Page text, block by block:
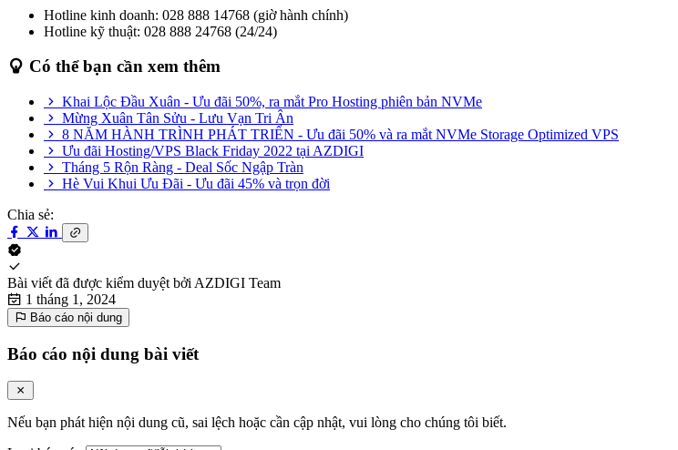
Hotline kinh doanh: 028 888 14768 (giờ hành chính)
Hotline kỹ thuật: 028 888 24768 (24/24)
Có thể bạn cần xem thêm
Khai Lộc Đầu Xuân - Ưu đãi 50%, ra mắt Pro Hosting phiên bản NVMe
Mừng Xuân Tân Sửu - Lưu Vạn Tri Ân
8 NĂM HÀNH TRÌNH PHÁT TRIỂN - Ưu đãi 50% và ra mắt NVMe Storage Optimized VPS
Ưu đãi Hosting/VPS Black Friday 2022 tại AZDIGI
Tháng 5 Rộn Ràng - Deal Sốc Ngập Tràn
Hè Vui Khui Ưu Đãi - Ưu đãi 45% và trọn đời
Chia sẻ:
Bài viết đã được kiểm duyệt bởi AZDIGI Team
1 tháng 1, 2024
Báo cáo nội dung
Báo cáo nội dung bài viết
Nếu bạn phát hiện nội dung cũ, sai lệch hoặc cần cập nhật, vui lòng cho chúng tôi biết.